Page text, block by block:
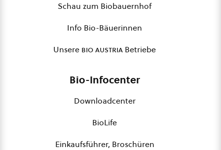
Schau zum Biobauernhof
Info Bio-Bäuerinnen
Unsere bio austria Betriebe
Bio-Infocenter
Downloadcenter
BioLife
Einkaufsführer, Broschüren